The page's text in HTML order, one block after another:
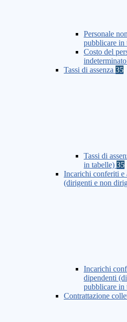
Personale
pubblicare in
Costo del
Tassi di assenza 35
Tassi di
in tabelle) 35
Incarichi conferiti e
(dirigenti e non
Incarichi
dipendenti
pubblicare in
Contrattazione